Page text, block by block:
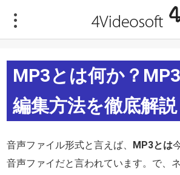
MP3とは何か？
編集方法を徹底解説
音声ファイル形式と言えば、 MP3とは
音声ファイだと言われています。で、